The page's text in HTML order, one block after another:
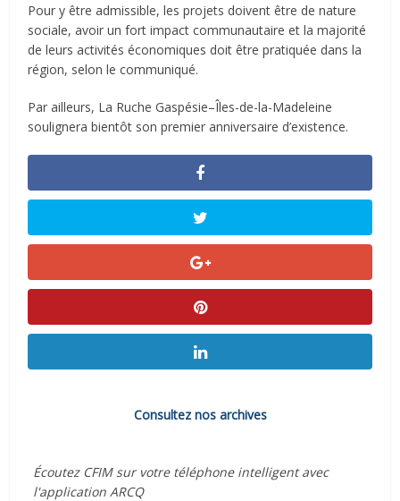
Pour y être admissible, les projets doivent être de nature
sociale, avoir un fort impact communautaire et la majorité
de leurs activités économiques doit être pratiquée dans la
région, selon le communiqué.
Par ailleurs, La Ruche Gaspésie–Îles-de-la-Madeleine
soulignera bientôt son premier anniversaire d’existence.
Consultez nos archives
Écoutez CFIM sur votre téléphone intelligent avec
l'application ARCQ